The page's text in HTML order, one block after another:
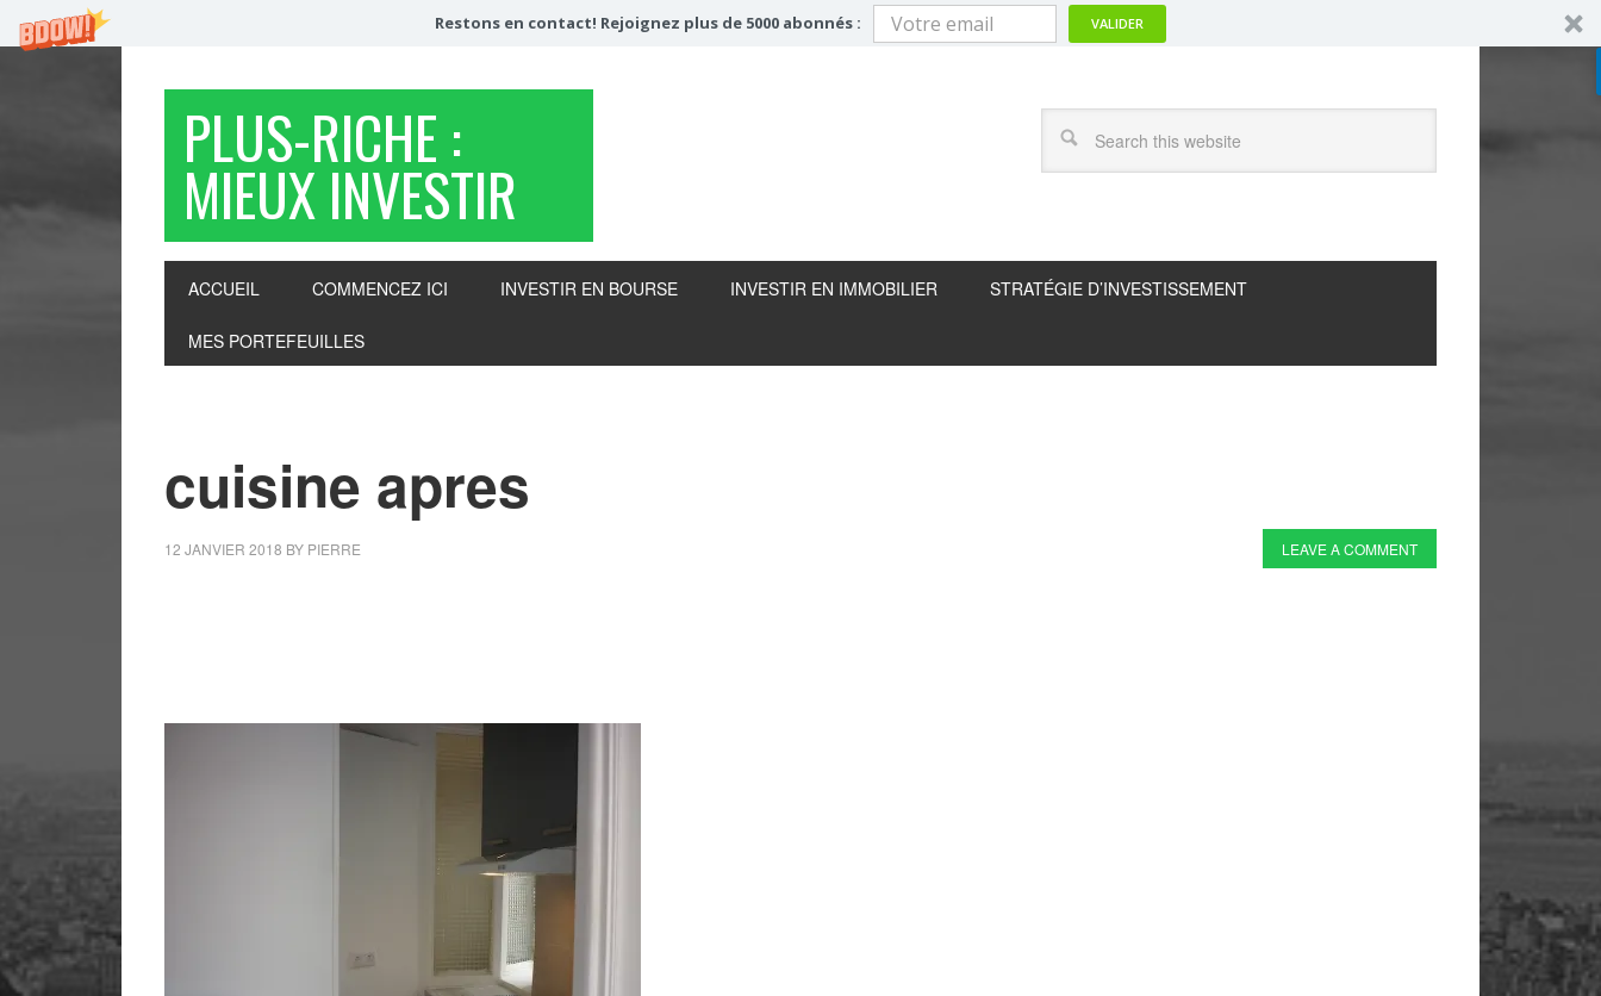
Restons en contact! Rejoignez plus de 5000 abonnés : VALIDER
PLUS-RICHE :
MIEUX INVESTIR
ACCUEIL COMMENCEZ ICI INVESTIR EN BOURSE INVESTIR EN IMMOBILIER STRATÉGIE D’INVESTISSEMENT
MES PORTEFEUILLES
cuisine apres
12 JANVIER 2018 BY PIERRE LEAVE A COMMENT